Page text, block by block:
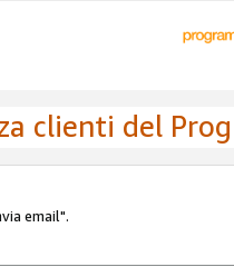
clienti del
email".